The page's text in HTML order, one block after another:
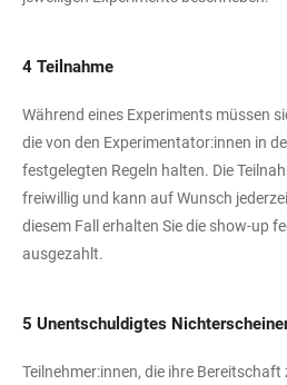
4 Teilnahme
Während eines Experiments müssen
die von den Experimentator:innen in
festgelegten Regeln halten. Die
freiwillig und kann auf Wunsch
diesem Fall erhalten Sie die show-up
ausgezahlt.
5 Unentschuldigtes
Teilnehmer:innen, die ihre Bereitschaft